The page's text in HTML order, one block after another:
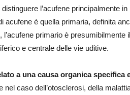
l’acufene principalmente
acufene è quella primaria, definita
primario è presumibilmente
e centrale delle vie uditive.
a una causa organica specifica
nel caso dell’otosclerosi, della